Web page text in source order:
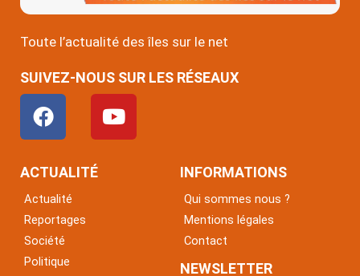
Toute l’actualité des îles sur le net
SUIVEZ-NOUS SUR LES RÉSEAUX
F
a
c
e
o
o
k
Y
o
u
ACTUALITÉ
Actualité
Reportages
Société
Politique
INFORMATIONS
Qui sommes nous ?
Mentions légales
Contact
NEWSLETTER